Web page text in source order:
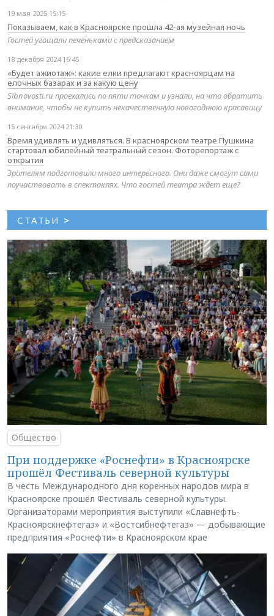
19 мая 2025 15:15
Показываем, как в Красноярске прошла 42-ая музейная ночь
Гостей угощали печеньками с предсказанием
18 декабря 2024 16:45
«Будет ажиотаж»: какие елки предлагают красноярцам на
елочных базарах и за какую цену
Sibnovosti.ru проехались по пяти точкам и узнали, на что обратить
внимание, чтобы не купить некачественную новогоднюю красавицу
15 сентября 2024 21:30
Время удивлять и удивляться. В красноярском театре Пушкина
стартовал юбилейный театральный сезон. Фоторепортаж с
открытия
Зрителям подготовили много интересного. Они даже смогут сами
поучаствовать в спектаклях. Что гостей театра ждет еще?
СТАТЬИ >
Общество
При поддержке «Роснефти» в Красноярске
прошёл Фестиваль северной культуры
В честь Международного дня коренных народов мира в
Красноярске прошёл Фестиваль северной культуры.
Организаторами мероприятия выступили «Славнефть-
Красноярскнефтегаз» и «Востсибнефтегаз» — добывающие
предприятия «Роснефти» в Красноярском крае